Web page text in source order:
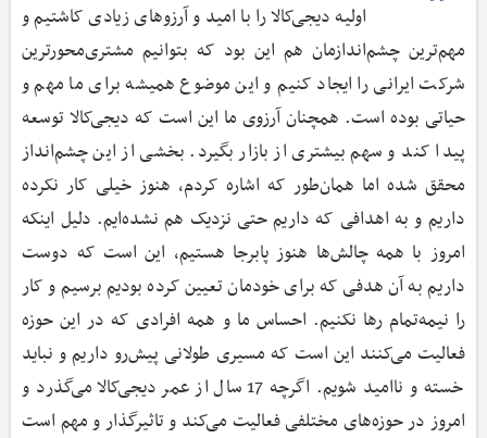
اولیه دیجی‌کالا را با امید و آرزوهای زیادی کاشتیم و
مهم‌ترین چشم‌اندازمان هم این بود که بتوانیم مشتری‌محورترین
شرکت ایرانی را ایجاد کنیم و این موضوع همیشه برای ما مهم و
حیاتی بوده است. همچنان آرزوی ما این است که دیجی‌کالا توسعه
پیدا کند و سهم بیشتری از بازار بگیرد. بخشی از این چشم‌انداز
محقق شده اما همان‌طور که اشاره کردم، هنوز خیلی کار نکرده
داریم و به اهدافی که داریم حتی نزدیک هم نشده‌ایم. دلیل اینکه
امروز با همه چالش‌ها هنوز پابرجا هستیم، این است که دوست
داریم به آن هدفی که برای خودمان تعیین کرده بودیم برسیم و کار
را نیمه‌تمام رها نکنیم. احساس ما و همه افرادی که در این حوزه
فعالیت می‌کنند این است که مسیری طولانی پیش‌رو داریم و نباید
خسته و ناامید شویم. اگرچه 17 سال از عمر دیجی‌کالا می‌گذرد و
امروز در حوزه‌های مختلفی فعالیت می‌کند و تاثیرگذار و مهم است